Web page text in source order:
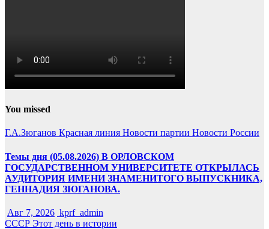
You missed
Г.А.Зюганов Красная линия Новости партии Новости России
Темы дня (05.08.2026) В ОРЛОВСКОМ
ГОСУДАРСТВЕННОМ УНИВЕРСИТЕТЕ ОТКРЫЛАСЬ
АУДИТОРИЯ ИМЕНИ ЗНАМЕНИТОГО ВЫПУСКНИКА,
ГЕННАДИЯ ЗЮГАНОВА.
Авг 7, 2026 kprf_admin
СССР Этот день в истории